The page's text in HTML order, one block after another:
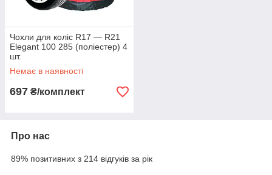
Чохли для коліс R17 — R21
Elegant 100 285 (поліестер) 4
шт.
Немає в наявності
697 ₴/комплект
Про нас
89% позитивних з 214 відгуків за рік